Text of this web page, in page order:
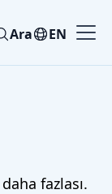
Ara EN
fazlası.